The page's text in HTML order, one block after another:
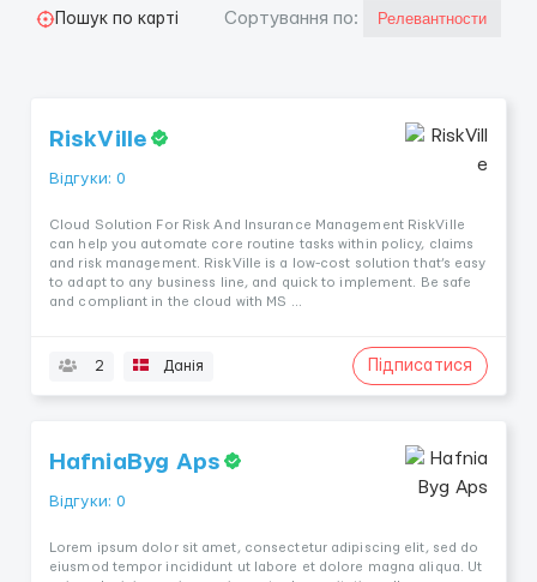
Пошук по карті Сортування по:
RiskVille
Відгуки: 0
Cloud Solution For Risk And Insurance Management RiskVille
can help you automate core routine tasks within policy, claims
and risk management. RiskVille is a low-cost solution that’s easy
to adapt to any business line, and quick to implement. Be safe
and compliant in the cloud with MS ...
2 Данія Підписатися
HafniaByg Aps
Відгуки: 0
Lorem ipsum dolor sit amet, consectetur adipiscing elit, sed do
eiusmod tempor incididunt ut labore et dolore magna aliqua. Ut